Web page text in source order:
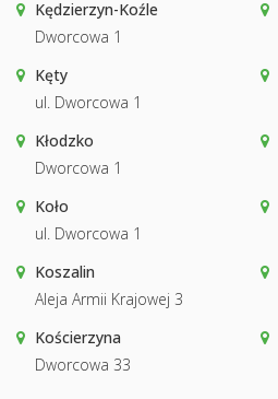
Kędzierzyn-Koźle
Dworcowa 1
Kęty
ul. Dworcowa 1
Kłodzko
Dworcowa 1
Koło
ul. Dworcowa 1
Koszalin
Aleja Armii Krajowej 3
Kościerzyna
Dworcowa 33